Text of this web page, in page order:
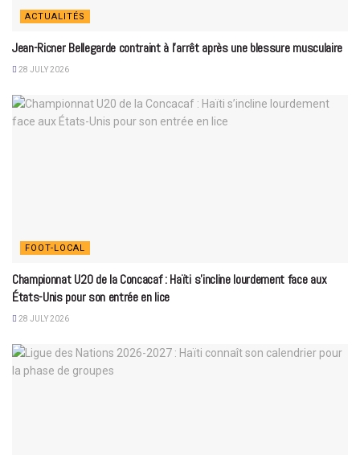
ACTUALITÉS
Jean-Ricner Bellegarde contraint à l’arrêt après une blessure musculaire
28 JULY 2026
FOOT-LOCAL
Championnat U20 de la Concacaf : Haïti s’incline lourdement face aux
États-Unis pour son entrée en lice
28 JULY 2026